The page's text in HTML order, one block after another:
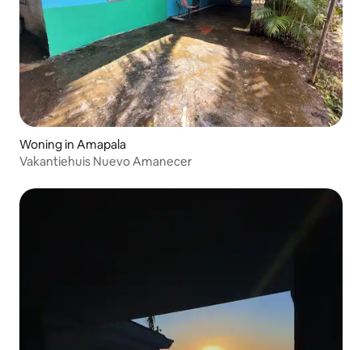
Woning in Amapala
Vakantiehuis Nuevo Amanecer